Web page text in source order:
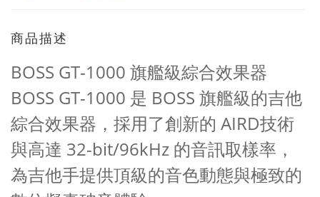
商品描述
BOSS GT-1000 旗艦級綜合效果器
BOSS GT-1000 是 BOSS 旗艦級的吉他
綜合效果器，採用了創新的 AIRD技術
與高達 32-bit/96kHz 的音訊取樣率，
為吉他手提供頂級的音色動態與極致的